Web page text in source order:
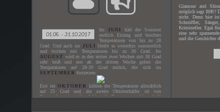
01.06. - 31.10.2017
Im JUNI
hält der Sommer
endlich Einzug und beschert
Temperaturen von bis zu 28
Grad. Und auch im
JULI bleibt es weiterhin sommerlich
und trocken mit Temperaturen bis zu 30 Grad. Im
AUGUST wird es in den ersten zwei Wochen mit 38 Grad
sehr heiß und erst ab der dritten Woche gehen die
Temperaturen auf 28-30 Grad zurück, die sich im
SEPTEMBER fortsetzen.
Erst im OKTOBER
kühlen die Temperaturen allmählich
auf 25 Grad und die zweite Oktoberhälfte ist von
Regenschauern geprägt. Wobei die Temperaturen bis auf 20
Glamour and
möglich sagt IHR?
nicht. Denn hier
Schnüffler,
Krimineller. Egal
eine sehr
und die Geschichte